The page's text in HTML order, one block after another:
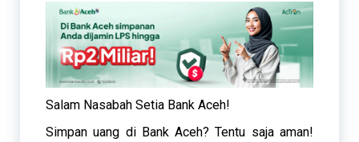
Salam Nasabah Setia Bank Aceh!
Simpan uang di Bank Aceh? Tentu saja aman!